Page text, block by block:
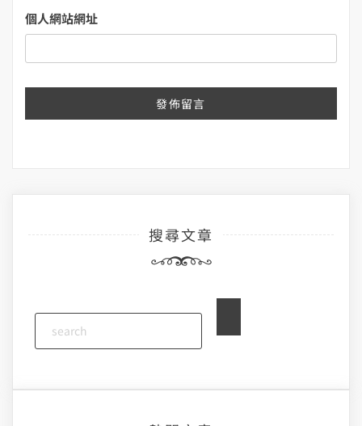
個人網站網址
搜尋文章